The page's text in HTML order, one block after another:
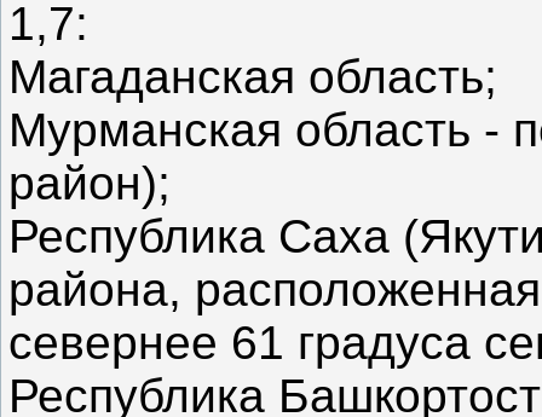
1,7:
Магаданская область;
Мурманская область -
район);
Республика Саха
района, расположенная
севернее 61 градуса
Республика